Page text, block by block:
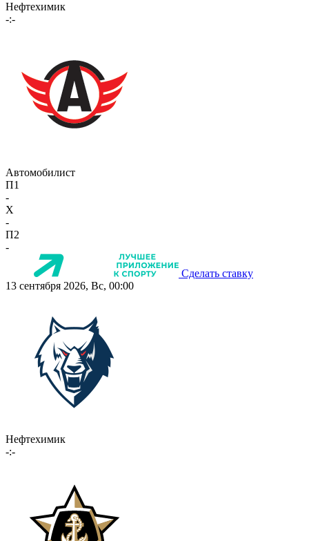
Нефтехимик
-:-
Автомобилист
П1
-
X
-
П2
-
Сделать ставку
13 сентября 2026, Вс, 00:00
Нефтехимик
-:-